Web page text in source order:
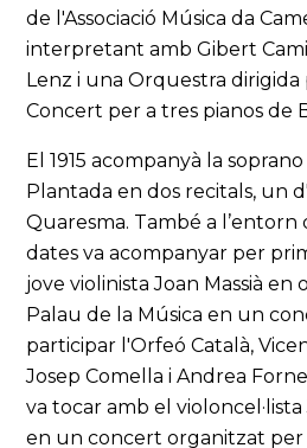
de l'Associació Música da
interpretant amb Gibert
Lenz i una Orquestra dirigida
Concert per a tres pianos de
El 1915 acompanyà la
Plantada en dos recitals, un
Quaresma. També a l’entorn
dates va acompanyar per
jove violinista Joan Massià en
Palau de la Música en un
participar l'Orfeó Català,
Josep Comella i Andrea
va tocar amb el
en un concert organitzat per